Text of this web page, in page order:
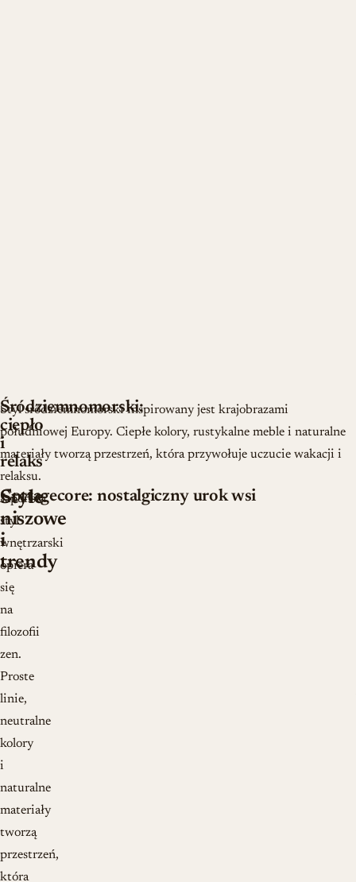
Śródziemnomorski:
ciepło
i
relaks
Styl śródziemnomorski inspirowany jest krajobrazami
południowej Europy. Ciepłe kolory, rustykalne meble i naturalne
materiały tworzą przestrzeń, która przywołuje uczucie wakacji i
relaksu.
Japoński
styl
wnętrzarski
opiera
się
na
filozofii
zen.
Proste
linie,
neutralne
kolory
i
naturalne
materiały
tworzą
przestrzeń,
która
Style
niszowe
i
trendy
Cottagecore: nostalgiczny urok wsi